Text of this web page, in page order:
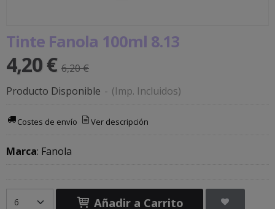
Tinte Fanola 100ml 8.13
4,20 € 6,20 €
Producto Disponible - (Imp. Incluidos)
Costes de envío Ver descripción
Marca: Fanola
Añadir a Carrito